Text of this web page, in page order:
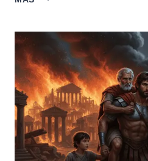
LAS
SABINAS:
MATRIMONIO
Y
GUERRA